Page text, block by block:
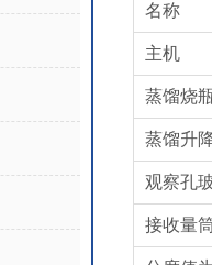
名称
主机
蒸馏烧
蒸馏升
观察孔
接收量